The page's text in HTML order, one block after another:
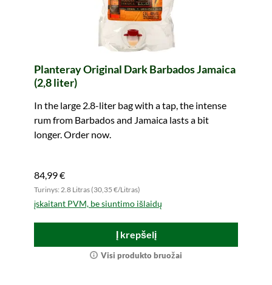
Planteray Original Dark Barbados Jamaica
(2,8 liter)
In the large 2.8-liter bag with a tap, the intense
rum from Barbados and Jamaica lasts a bit
longer. Order now.
84,99 €
Turinys: 2.8 Litras (30,35 €/Litras)
įskaitant PVM, be siuntimo išlaidų
Į krepšelį
Visi produkto bruožai